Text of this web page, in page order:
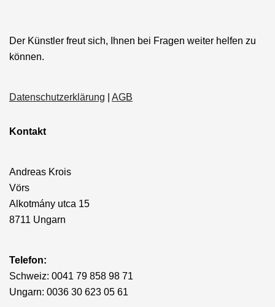
Der Künstler freut sich, Ihnen bei Fragen weiter helfen zu
können.
Datenschutzerklärung AGB
Kontakt
Andreas Krois
Vörs
Alkotmány utca 15
8711 Ungarn
Telefon:
Schweiz: 0041 79 858 98 71
Ungarn: 0036 30 623 05 61